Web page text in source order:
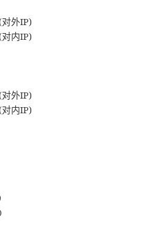
外IP)
内IP)
外IP)
内IP)